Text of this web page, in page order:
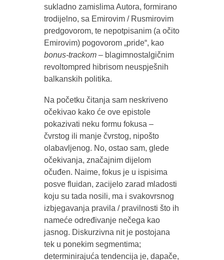
sukladno zamislima Autora, formirano
trodijelno, sa Emirovim / Rusmirovim
predgovorom, te nepotpisanim (a očito
Emirovim) pogovorom „pride“, kao
bonus-trackom – blagimnostalgičnim
revoltompred hibrisom neuspješnih
balkanskih politika.
Na početku čitanja sam neskriveno
očekivao kako će ove epistole
pokazivati neku formu fokusa –
čvrstog ili manje čvrstog, nipošto
olabavljenog. No, ostao sam, glede
očekivanja, značajnim dijelom
očuđen. Naime, fokus je u ispisima
posve fluidan, zacijelo zarad mladosti
koju su tada nosili, ma i svakovrsnog
izbjegavanja pravila / pravilnosti što ih
nameće određivanje nečega kao
jasnog. Diskurzivna nit je postojana
tek u ponekim segmentima;
determinirajuća tendencija je, dapače,